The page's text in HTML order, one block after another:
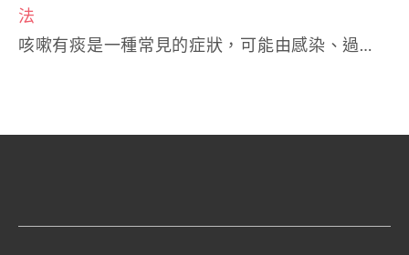
法
咳嗽有痰是一種常見的症狀，可能由感染、過…